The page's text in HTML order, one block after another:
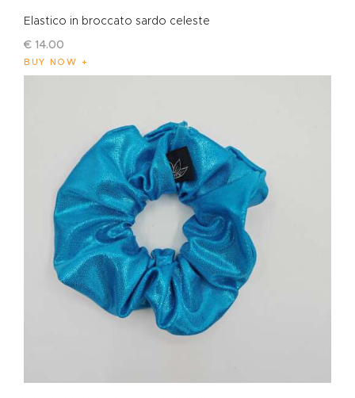
Elastico in broccato sardo celeste
€ 14.00
BUY NOW